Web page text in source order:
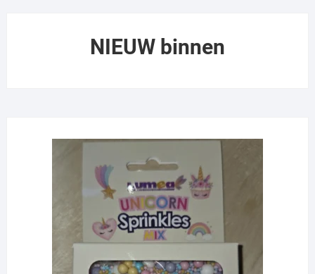
NIEUW binnen